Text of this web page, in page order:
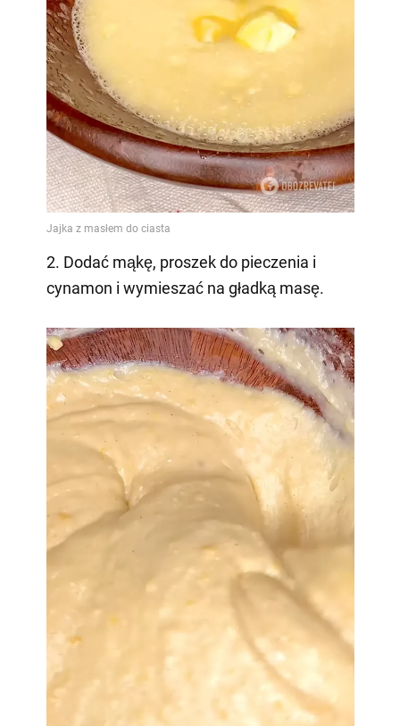
2. Dodać mąkę, proszek do pieczenia i
cynamon i wymieszać na gładką masę.